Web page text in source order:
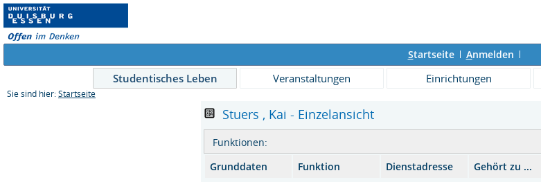
Startseite Anmelden
Studentisches Leben Veranstaltungen Einrichtungen
Sie sind hier: Startseite
Stuers , Kai - Einzelansicht
Funktionen:
Grunddaten
Funktion Dienstadresse Gehört zu ...